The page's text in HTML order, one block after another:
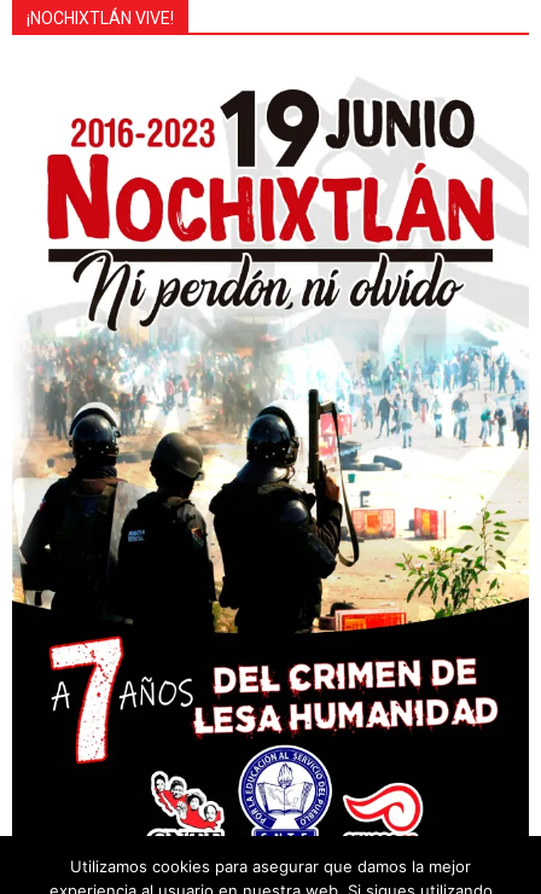
¡NOCHIXTLÁN VIVE!
Utilizamos cookies para asegurar que damos la mejor